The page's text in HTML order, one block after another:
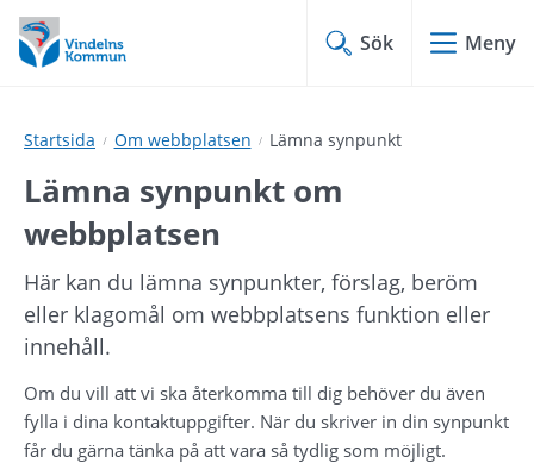
Hoppa
till
innehåll
Hoppa
till
undermeny
Sök Meny
Startsida Om webbplatsen Lämna synpunkt
Lämna synpunkt om
webbplatsen
Här kan du lämna synpunkter, förslag, beröm
eller klagomål om webbplatsens funktion eller
innehåll.
Om du vill att vi ska återkomma till dig behöver du även
fylla i dina kontaktuppgifter. När du skriver in din synpunkt
får du gärna tänka på att vara så tydlig som möjligt.